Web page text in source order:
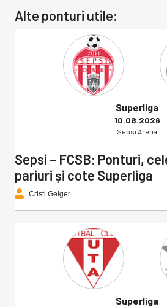
Alte ponturi utile:
Superliga
10.08.2026
Sepsi Arena
Sepsi – FCSB: Ponturi,
pariuri și cote Superliga
Cristi Geiger
Superliga